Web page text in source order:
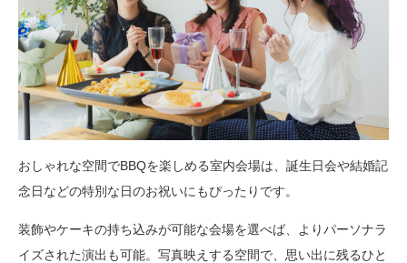
おしゃれな空間でBBQを楽しめる室内会場は、誕生日会や結婚記
念日などの特別な日のお祝いにもぴったりです。
装飾やケーキの持ち込みが可能な会場を選べば、よりパーソナラ
イズされた演出も可能。写真映えする空間で、思い出に残るひと